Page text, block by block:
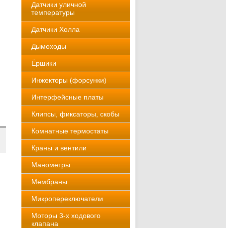
Датчики уличной
температуры
Датчики Холла
Дымоходы
Ёршики
Инжекторы (форсунки)
Интерфейсные платы
Клипсы, фиксаторы, скобы
Комнатные термостаты
Краны и вентили
Манометры
Мембраны
Микропереключатели
Моторы 3-х ходового
клапана